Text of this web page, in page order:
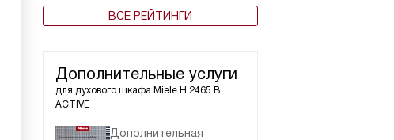
ВСЕ РЕЙТИНГИ
Дополнительные услуги
для духового шкафа Miele H 2465 B
ACTIVE
Дополнительная